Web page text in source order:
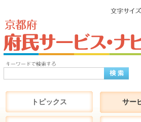
トピックス サー